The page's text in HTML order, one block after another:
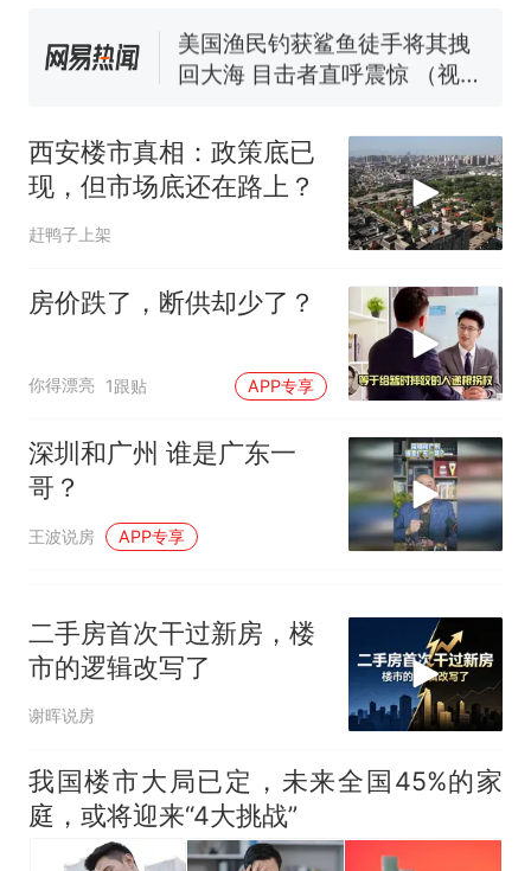
140多朵
美国渔民钓获鲨鱼徒手将其拽
回大海 目击者直呼震惊 （视频
官方通报
热
那个在床头放菜刀的女孩，
因老师一句“跟我回家”改写了
西安楼市真相：政策底已
现，但市场底还在路上？
赶鸭子上架
房价跌了，断供却少了？
你得漂亮 1跟贴 APP专享
深圳和广州 谁是广东一
哥？
王波说房 APP专享
二手房首次干过新房，楼
市的逻辑改写了
谢晖说房
我国楼市大局已定，未来全国45%的家
庭，或将迎来“4大挑战”